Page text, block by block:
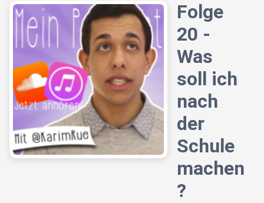
Folge
20 -
Was
soll ich
nach
der
Schule
machen
?